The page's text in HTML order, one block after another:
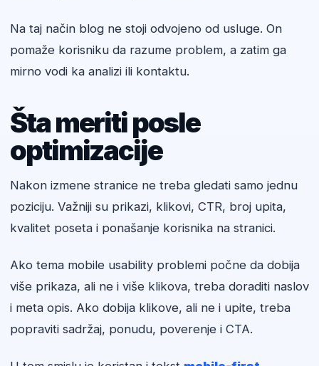
Na taj način blog ne stoji odvojeno od usluge. On
pomaže korisniku da razume problem, a zatim ga
mirno vodi ka analizi ili kontaktu.
Šta meriti posle
optimizacije
Nakon izmene stranice ne treba gledati samo jednu
poziciju. Važniji su prikazi, klikovi, CTR, broj upita,
kvalitet poseta i ponašanje korisnika na stranici.
Ako tema mobile usability problemi počne da dobija
više prikaza, ali ne i više klikova, treba doraditi naslov
i meta opis. Ako dobija klikove, ali ne i upite, treba
popraviti sadržaj, ponudu, poverenje i CTA.